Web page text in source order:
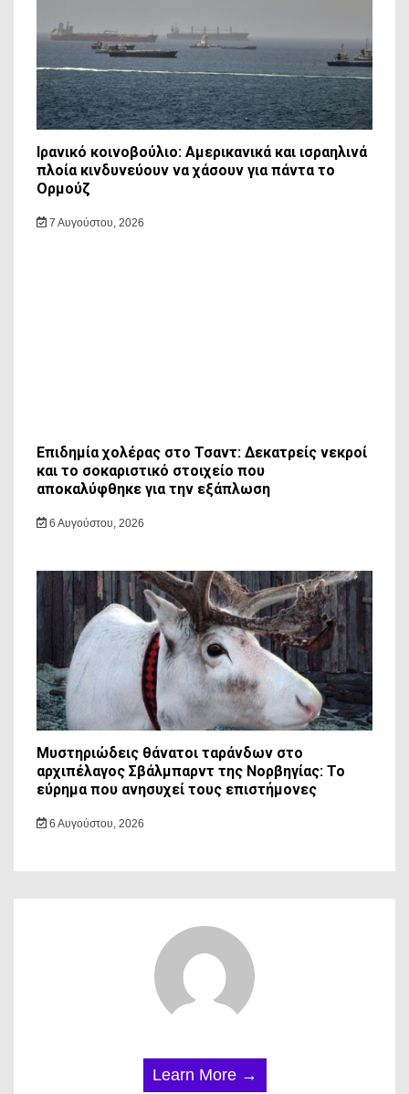
Ιρανικό κοινοβούλιο: Αμερικανικά και ισραηλινά
πλοία κινδυνεύουν να χάσουν για πάντα το
Ορμούζ
7 Αυγούστου, 2026
Επιδημία χολέρας στο Τσαντ: Δεκατρείς νεκροί
και το σοκαριστικό στοιχείο που
αποκαλύφθηκε για την εξάπλωση
6 Αυγούστου, 2026
Μυστηριώδεις θάνατοι ταράνδων στο
αρχιπέλαγος Σβάλμπαρντ της Νορβηγίας: Το
εύρημα που ανησυχεί τους επιστήμονες
6 Αυγούστου, 2026
Learn More →